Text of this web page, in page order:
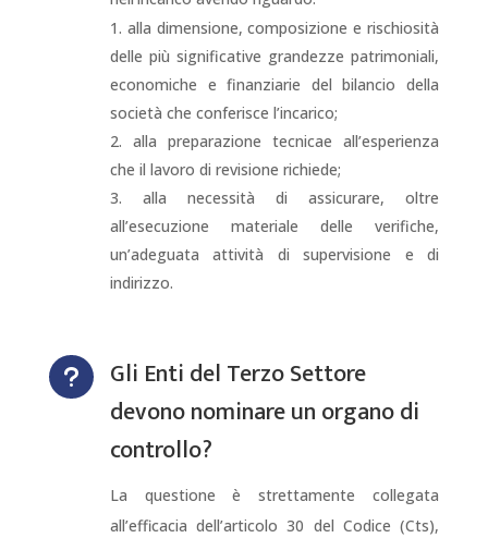
alla dimensione, composizione e rischiosità
delle più significative grandezze patrimoniali,
economiche e finanziarie del bilancio della
società che conferisce l’incarico;
alla preparazione tecnicae all’esperienza
che il lavoro di revisione richiede;
alla necessità di assicurare, oltre
all’esecuzione materiale delle verifiche,
un’adeguata attività di supervisione e di
indirizzo.
u
Gli Enti del Terzo Settore
devono nominare un organo di
controllo?
La questione è strettamente collegata
all’efficacia dell’articolo 30 del Codice (Cts),